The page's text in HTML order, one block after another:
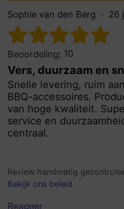
Sophie van den Berg 26
Beoordeling: 10
Vers, duurzaam en
Snelle levering, ruim
BBQ-accessoires.
van hoge kwaliteit.
service en
centraal.
Review handmatig
Bekijk ons beleid
Reageer